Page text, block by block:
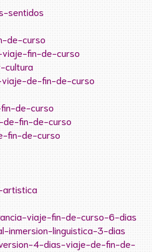
sentidos
de-curso
fin-de-curso
cultura
de-fin-de-curso
de-curso
de-fin-de-curso
fin-de-curso
artistica
viaje-fin-de-curso-6-dias
inmersion-linguistica-3-dias
4-dias-viaje-de-fin-de-